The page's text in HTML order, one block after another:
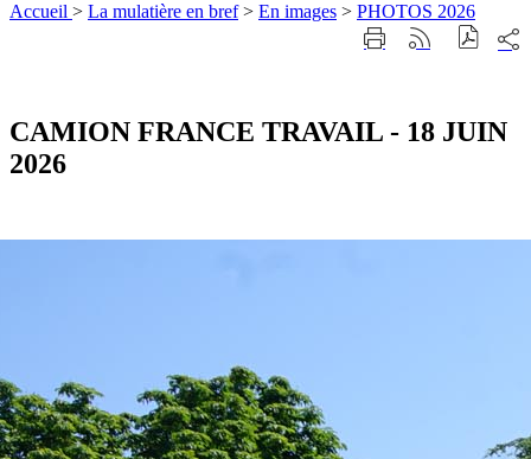
Accueil > La mulatière en bref > En images > PHOTOS 2026
ImprimerGénérer
sur
CAMION FRANCE TRAVAIL - 18 JUIN
2026